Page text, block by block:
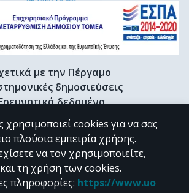
με την Πέργαμο
δημοσιεύσεις
δεδομένα
διατριβές & Γκρίζα βιβλιογραφία
Προφίλ Ερευνητή
CC BY-NC 4.0
cookies για να σας
πλούσια εμπειρία χρήσης.
να τον χρησιμοποιείτε,
τη χρήση των cookies.
πληροφορίες: https://www.uo